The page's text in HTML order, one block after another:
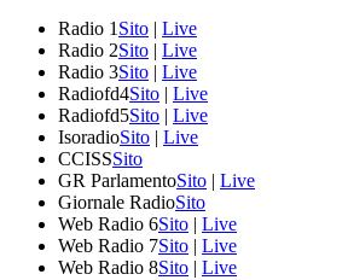
Radio 1 Sito | Live
Radio 2Sito | Live
Radio 3Sito | Live
Radiofd4Sito | Live
Radiofd5Sito | Live
IsoradioSito | Live
CCISSSito
GR ParlamentoSito | Live
Giornale RadioSito
Web Radio 6Sito | Live
Web Radio 7Sito | Live
Web Radio 8Sito | Live